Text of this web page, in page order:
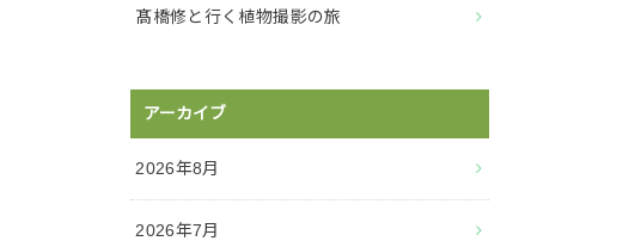
髙橋修と行く植物撮影の旅
アーカイブ
2026年8月
2026年7月